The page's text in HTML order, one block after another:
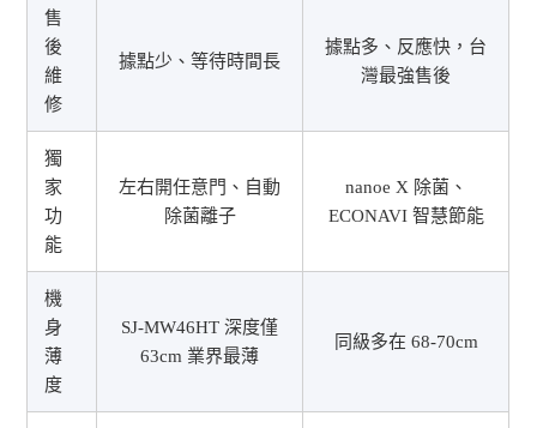
售
後
維
修
據點少、等待時間長
據點多、反應快，台
灣最強售後
獨
家
功
能
左右開任意門、自動
除菌離子
nanoe X 除菌、
ECONAVI 智慧節能
機
身
薄
度
SJ-MW46HT 深度僅
63cm 業界最薄
同級多在 68-70cm